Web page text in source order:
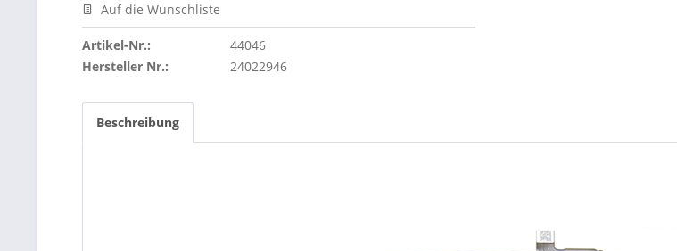
Auf die Wunschliste
Artikel-Nr.:
44046
Hersteller Nr.:
24022946
Beschreibung